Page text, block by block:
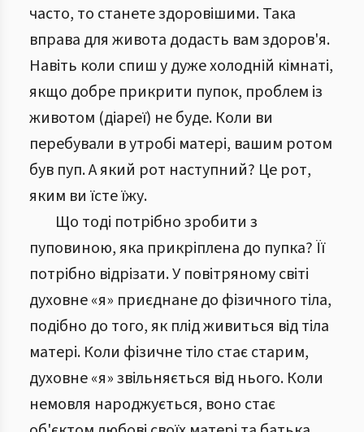
часто, то станете здоровішими. Така
вправа для живота додасть вам здоров'я.
Навіть коли спиш у дуже холодній кімнаті,
якщо добре прикрити пупок, проблем із
животом (діареї) не буде. Коли ви
перебували в утробі матері, вашим ротом
був пуп. А який рот наступний? Це рот,
яким ви їсте їжу.
Що тоді потрібно зробити з
пуповиною, яка прикріплена до пупка? Її
потрібно відрізати. У повітряному світі
духовне «я» приєднане до фізичного тіла,
подібно до того, як плід живиться від тіла
матері. Коли фізичне тіло стає старим,
духовне «я» звільняється від нього. Коли
немовля народжується, воно стає